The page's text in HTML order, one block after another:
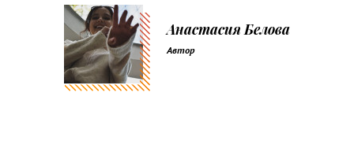
Анастасия Белова
Автор